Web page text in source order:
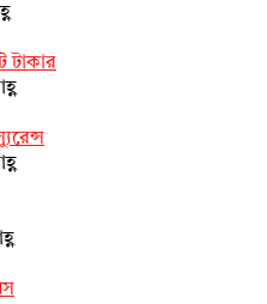
টাকার